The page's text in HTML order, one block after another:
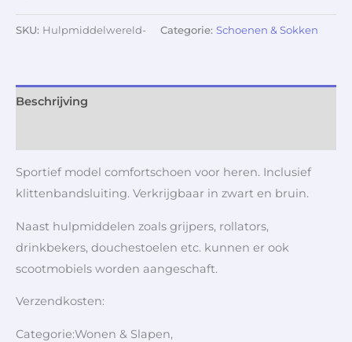
SKU: Hulpmiddelwereld- Categorie: Schoenen & Sokken
Beschrijving
Sportief model comfortschoen voor heren. Inclusief
klittenbandsluiting. Verkrijgbaar in zwart en bruin.
Naast hulpmiddelen zoals grijpers, rollators,
drinkbekers, douchestoelen etc. kunnen er ook
scootmobiels worden aangeschaft.
Verzendkosten:
Categorie:Wonen & Slapen,